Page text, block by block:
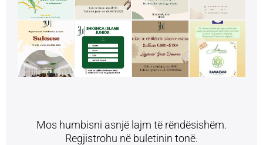
Mos humbisni asnjë lajm të rëndësishëm.
Regjistrohu në buletinin tonë.